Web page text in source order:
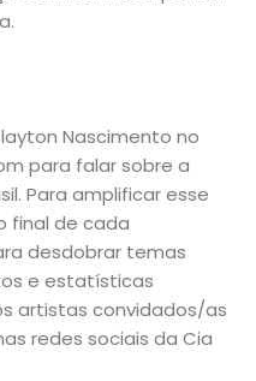
Nascimento no
para falar sobre a
Para amplificar esse
final de cada
desdobrar temas
e estatísticas
artistas convidados/as
redes sociais da Cia